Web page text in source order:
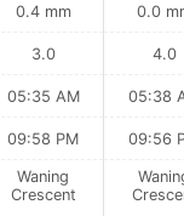
0.4 mm
3.0
05:35 AM
09:58 PM
Waning
Crescent
0.0
4.0
05:38
09:56